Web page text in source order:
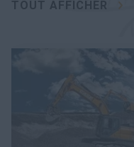
TOUT AFFICHER